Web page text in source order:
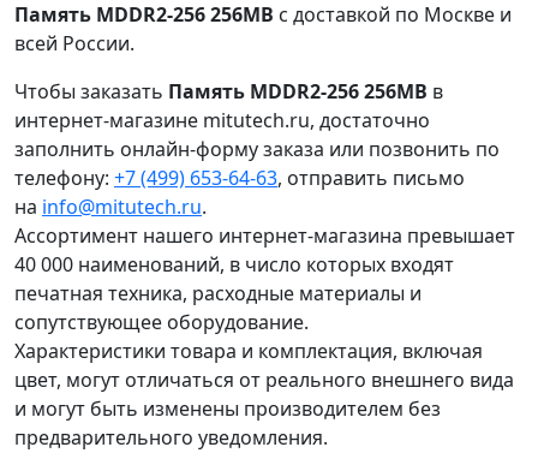
Память MDDR2-256 256MB с доставкой по Москве и
всей России.
Чтобы заказать Память MDDR2-256 256MB в
интернет-магазине mitutech.ru, достаточно
заполнить онлайн-форму заказа или позвонить по
телефону: +7 (499) 653-64-63, отправить письмо
на info@mitutech.ru.
Ассортимент нашего интернет-магазина превышает
40 000 наименований, в число которых входят
печатная техника, расходные материалы и
сопутствующее оборудование.
Характеристики товара и комплектация, включая
цвет, могут отличаться от реального внешнего вида
и могут быть изменены производителем без
предварительного уведомления.